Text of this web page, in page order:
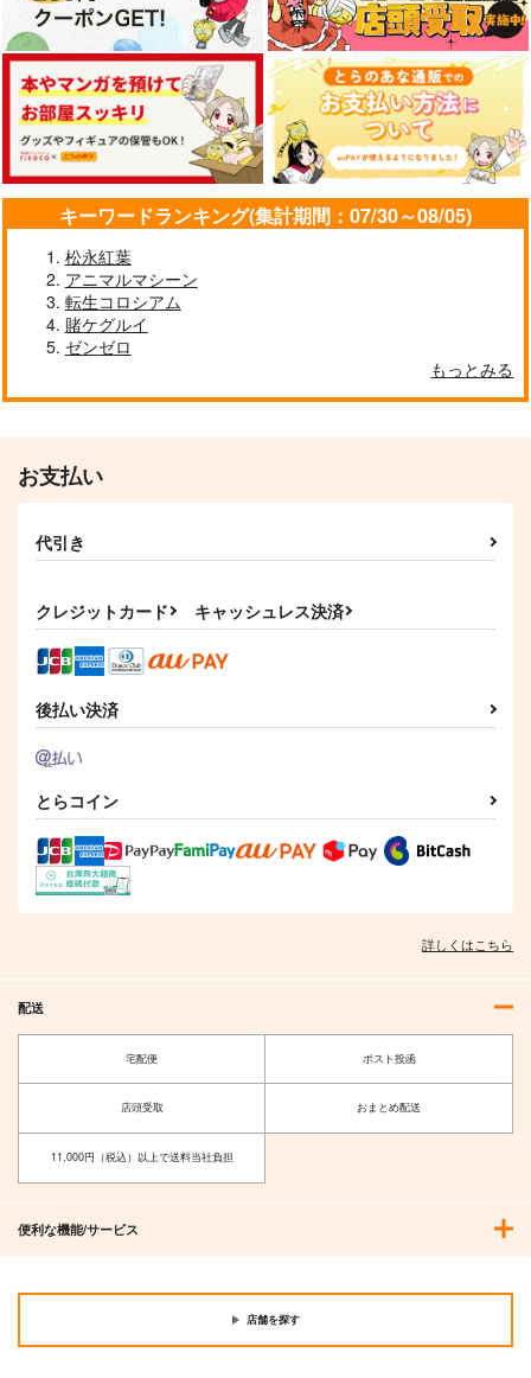
キーワードランキング(集計期間：07/30～08/05)
松永紅葉
アニマルマシーン
転生コロシアム
賭ケグルイ
ゼンゼロ
もっとみる
お支払い
代引き
クレジットカード キャッシュレス決済
後払い決済
とらコイン
詳しくはこちら
配送
宅配便 ポスト投函
店頭受取 おまとめ配送
11,000円（税込）以上で送料当社負担
便利な機能/サービス
店舗を探す